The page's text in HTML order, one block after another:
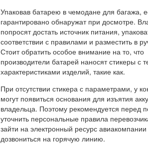
Упаковав батарею в чемодане для багажа,
гарантировано обнаружат при досмотре.
попросят достать источник питания,
соответствии с правилами и разместить в
Стоит обратить особое внимание на то, что
производители батарей наносят стикеры с
характеристиками изделий, такие как.
При отсутствии стикера с параметрами, у
могут появиться основания для изъятия
владельца. Поэтому рекомендуется перед
уточнить персональные правила
зайти на электронный ресурс
дозвониться на горячую линию.